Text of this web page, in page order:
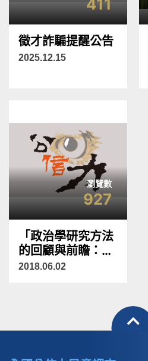
411
徵才詐騙提醒公告
2025.12.15
瀏覽數
927
「政治學研究方法
的回顧與前瞻：科
技發展與科際整
2018.06.02